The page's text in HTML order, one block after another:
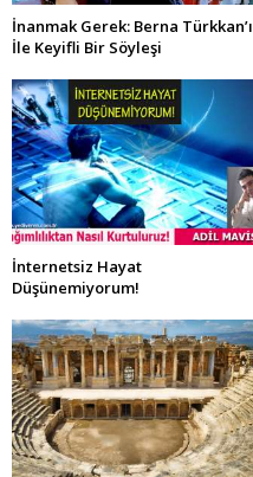
İnanmak Gerek: Berna Türkkan’ı
İle Keyifli Bir Söyleşi
İnternetsiz Hayat
Düşünemiyorum!